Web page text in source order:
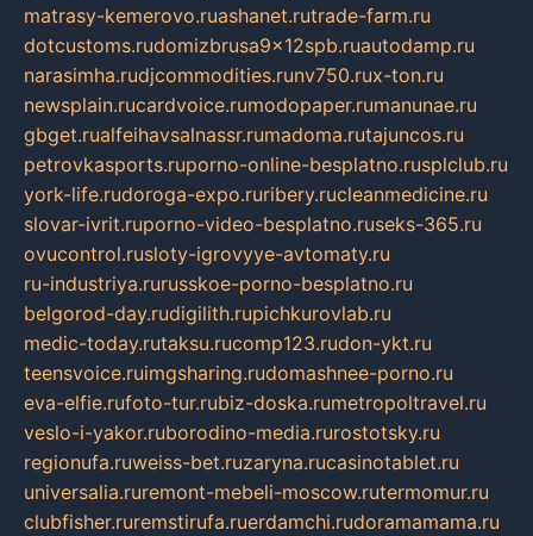
matrasy-kemerovo.ruashanet.rutrade-farm.ru
dotcustoms.rudomizbrusa9x12spb.ruautodamp.ru
narasimha.rudjcommodities.runv750.rux-ton.ru
newsplain.rucardvoice.rumodopaper.rumanunae.ru
gbget.rualfeihavsalnassr.rumadoma.rutajuncos.ru
petrovkasports.ruporno-online-besplatno.rusplclub.ru
york-life.rudoroga-expo.ruribery.rucleanmedicine.ru
slovar-ivrit.ruporno-video-besplatno.ruseks-365.ru
ovucontrol.rusloty-igrovyye-avtomaty.ru
ru-industriya.rurusskoe-porno-besplatno.ru
belgorod-day.rudigilith.rupichkurovlab.ru
medic-today.rutaksu.rucomp123.rudon-ykt.ru
teensvoice.ruimgsharing.rudomashnee-porno.ru
eva-elfie.rufoto-tur.rubiz-doska.rumetropoltravel.ru
veslo-i-yakor.ruborodino-media.rurostotsky.ru
regionufa.ruweiss-bet.ruzaryna.rucasinotablet.ru
universalia.ruremont-mebeli-moscow.rutermomur.ru
clubfisher.ruremstirufa.ruerdamchi.rudoramamama.ru